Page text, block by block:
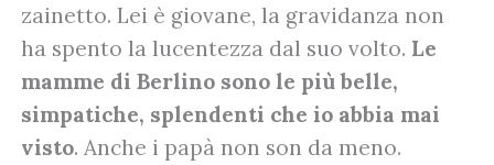
zainetto. Lei è giovane, la gravidanza non
ha spento la lucentezza dal suo volto. Le
mamme di Berlino sono le più belle,
simpatiche, splendenti che io abbia mai
visto. Anche i papà non son da meno.